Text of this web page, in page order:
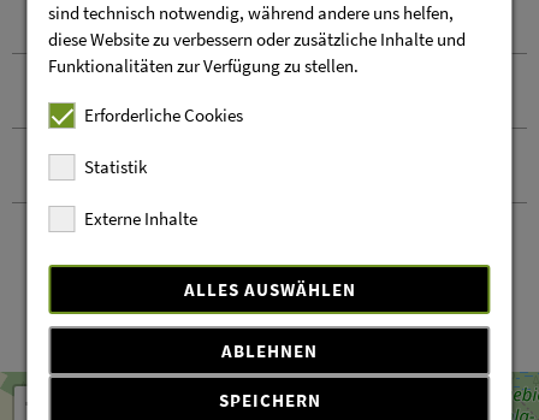
Empfohlene Ausrüstung
Kontakt und Anreise
+
Leaflet| ©
sind technisch notwendig, während andere uns helfen,
diese Website zu verbessern oder zusätzliche Inhalte und
Funktionalitäten zur Verfügung zu stellen.
Erforderliche Cookies
Statistik
Externe Inhalte
ALLES AUSWÄHLEN
ABLEHNEN
SPEICHERN